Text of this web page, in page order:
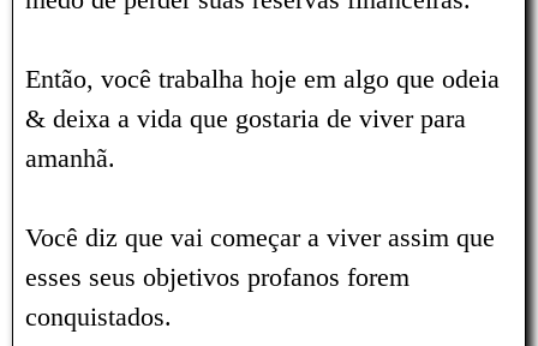
Então, você trabalha hoje em algo que odeia
& deixa a vida que gostaria de viver para
amanhã.
Você diz que vai começar a viver assim que
esses seus objetivos profanos forem
conquistados.